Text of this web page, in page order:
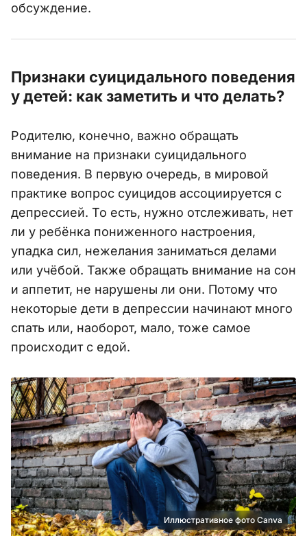
обсуждение.
Признаки суицидального поведения
у детей: как заметить и что делать?
Родителю, конечно, важно обращать
внимание на признаки суицидального
поведения. В первую очередь, в мировой
практике вопрос суицидов ассоциируется с
депрессией. То есть, нужно отслеживать, нет
ли у ребёнка пониженного настроения,
упадка сил, нежелания заниматься делами
или учёбой. Также обращать внимание на сон
и аппетит, не нарушены ли они. Потому что
некоторые дети в депрессии начинают много
спать или, наоборот, мало, тоже самое
происходит с едой.
Иллюстративное фото Canva